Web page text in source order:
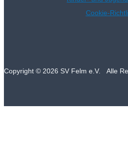
Cookie-
Copyright © 2026 SV Felm e.V. Alle